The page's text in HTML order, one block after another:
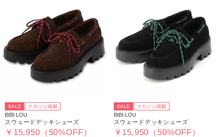
SALE マガジン掲載
BIBI LOU
スウェードデッキシューズ
￥15,950（50%OFF）
SALE マガジン掲載
BIBI LOU
スウェードデッキシューズ
￥15,950（50%OFF）